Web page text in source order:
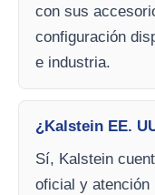
con sus
configuración
e industria.
¿Kalstein EE.
Sí, Kalstein
oficial y atención